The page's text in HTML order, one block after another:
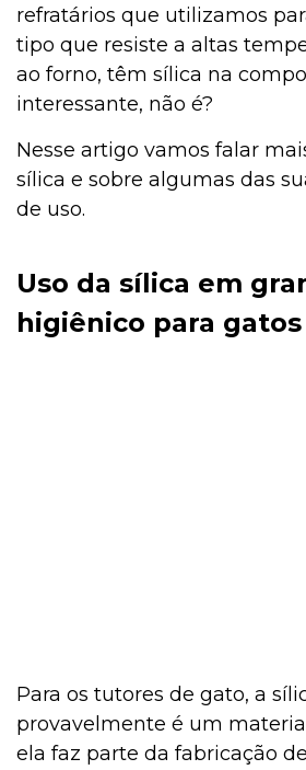
refratários que utilizamos
tipo que resiste a altas
ao forno, têm sílica na
interessante, não é?
Nesse artigo vamos falar
sílica e sobre algumas das
de uso.
Uso da sílica em
higiênico para gatos
Para os tutores de gato, a
provavelmente é um
ela faz parte da fabricação